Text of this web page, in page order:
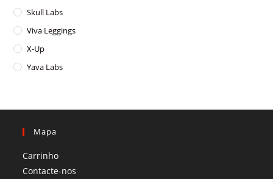
Skull Labs
Viva Leggings
X-Up
Yava Labs
Mapa
Carrinho
Contacte-nos